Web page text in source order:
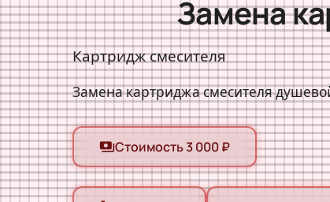
Замена
Картридж смесителя
Замена картриджа смесителя
paymentsСтоимость 3 000 ₽